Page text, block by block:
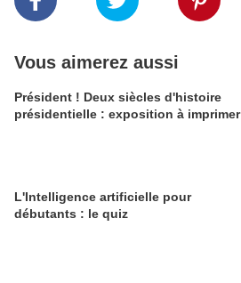
Vous aimerez aussi
Président ! Deux siècles d'histoire
présidentielle : exposition à imprimer
L'Intelligence artificielle pour
débutants : le quiz